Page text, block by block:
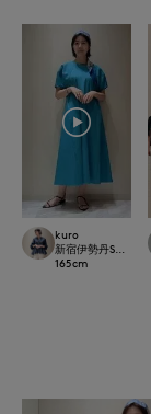
kuro
新宿伊勢丹
165cm